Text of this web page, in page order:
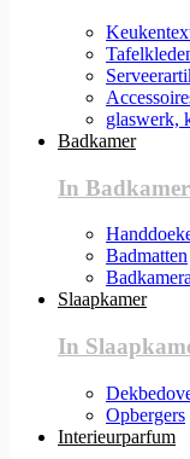
glaswerk,
Badkamer
In Badkamer
Badmatten
Slaapkamer
In
Opbergers
Interieurparfum